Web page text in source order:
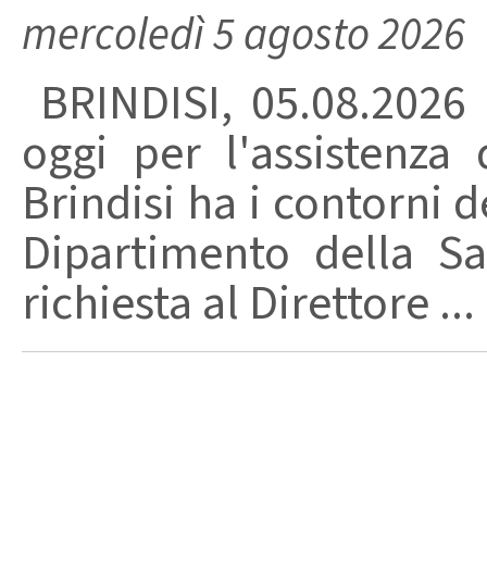
mercoledì 5 agosto 2026
BRINDISI,
oggi per
Brindisi ha i contorni
Dipartimento della
richiesta al Direttore ...